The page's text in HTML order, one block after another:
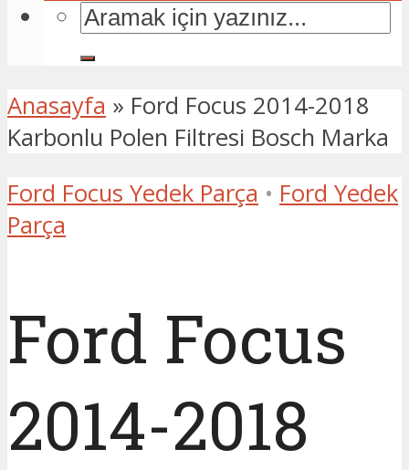
Anasayfa » Ford Focus 2014-2018
Karbonlu Polen Filtresi Bosch Marka
Ford Focus Yedek Parça • Ford Yedek
Parça
Ford Focus
2014-2018